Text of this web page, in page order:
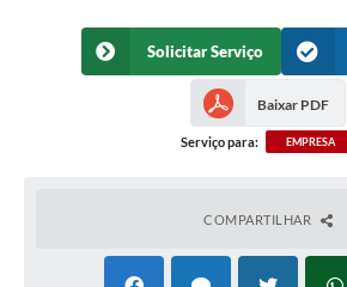
SEBRAE Aqui
Inscrição para o Conselho Municipal dos
Serviços Públicos - COMUSP
Chamamento Público 2026
Solicitar Serviço
Baixar PDF
Serviço para: EMPRESA
COMPARTILHAR